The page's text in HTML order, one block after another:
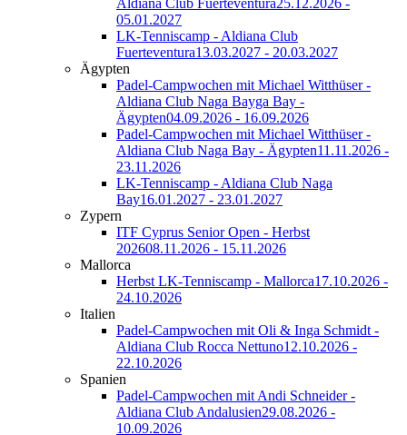
Aldiana Club Fuerteventura25.12.2026 -
05.01.2027
LK-Tenniscamp - Aldiana Club
Fuerteventura13.03.2027 - 20.03.2027
Ägypten
Padel-Campwochen mit Michael Witthüser -
Aldiana Club Naga Bayga Bay -
Ägypten04.09.2026 - 16.09.2026
Padel-Campwochen mit Michael Witthüser -
Aldiana Club Naga Bay - Ägypten11.11.2026 -
23.11.2026
LK-Tenniscamp - Aldiana Club Naga
Bay16.01.2027 - 23.01.2027
Zypern
ITF Cyprus Senior Open - Herbst
202608.11.2026 - 15.11.2026
Mallorca
Herbst LK-Tenniscamp - Mallorca17.10.2026 -
24.10.2026
Italien
Padel-Campwochen mit Oli & Inga Schmidt -
Aldiana Club Rocca Nettuno12.10.2026 -
22.10.2026
Spanien
Padel-Campwochen mit Andi Schneider -
Aldiana Club Andalusien29.08.2026 -
10.09.2026